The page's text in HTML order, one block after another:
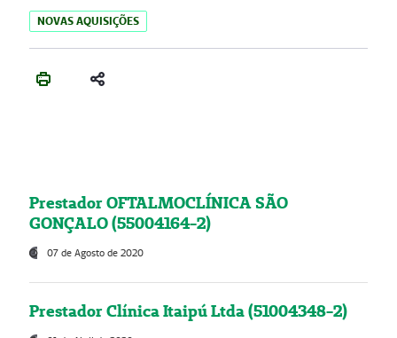
NOVAS AQUISIÇÕES
Prestador OFTALMOCLÍNICA SÃO
GONÇALO (55004164-2)
07 de Agosto de 2020
Prestador Clínica Itaipú Ltda (51004348-2)